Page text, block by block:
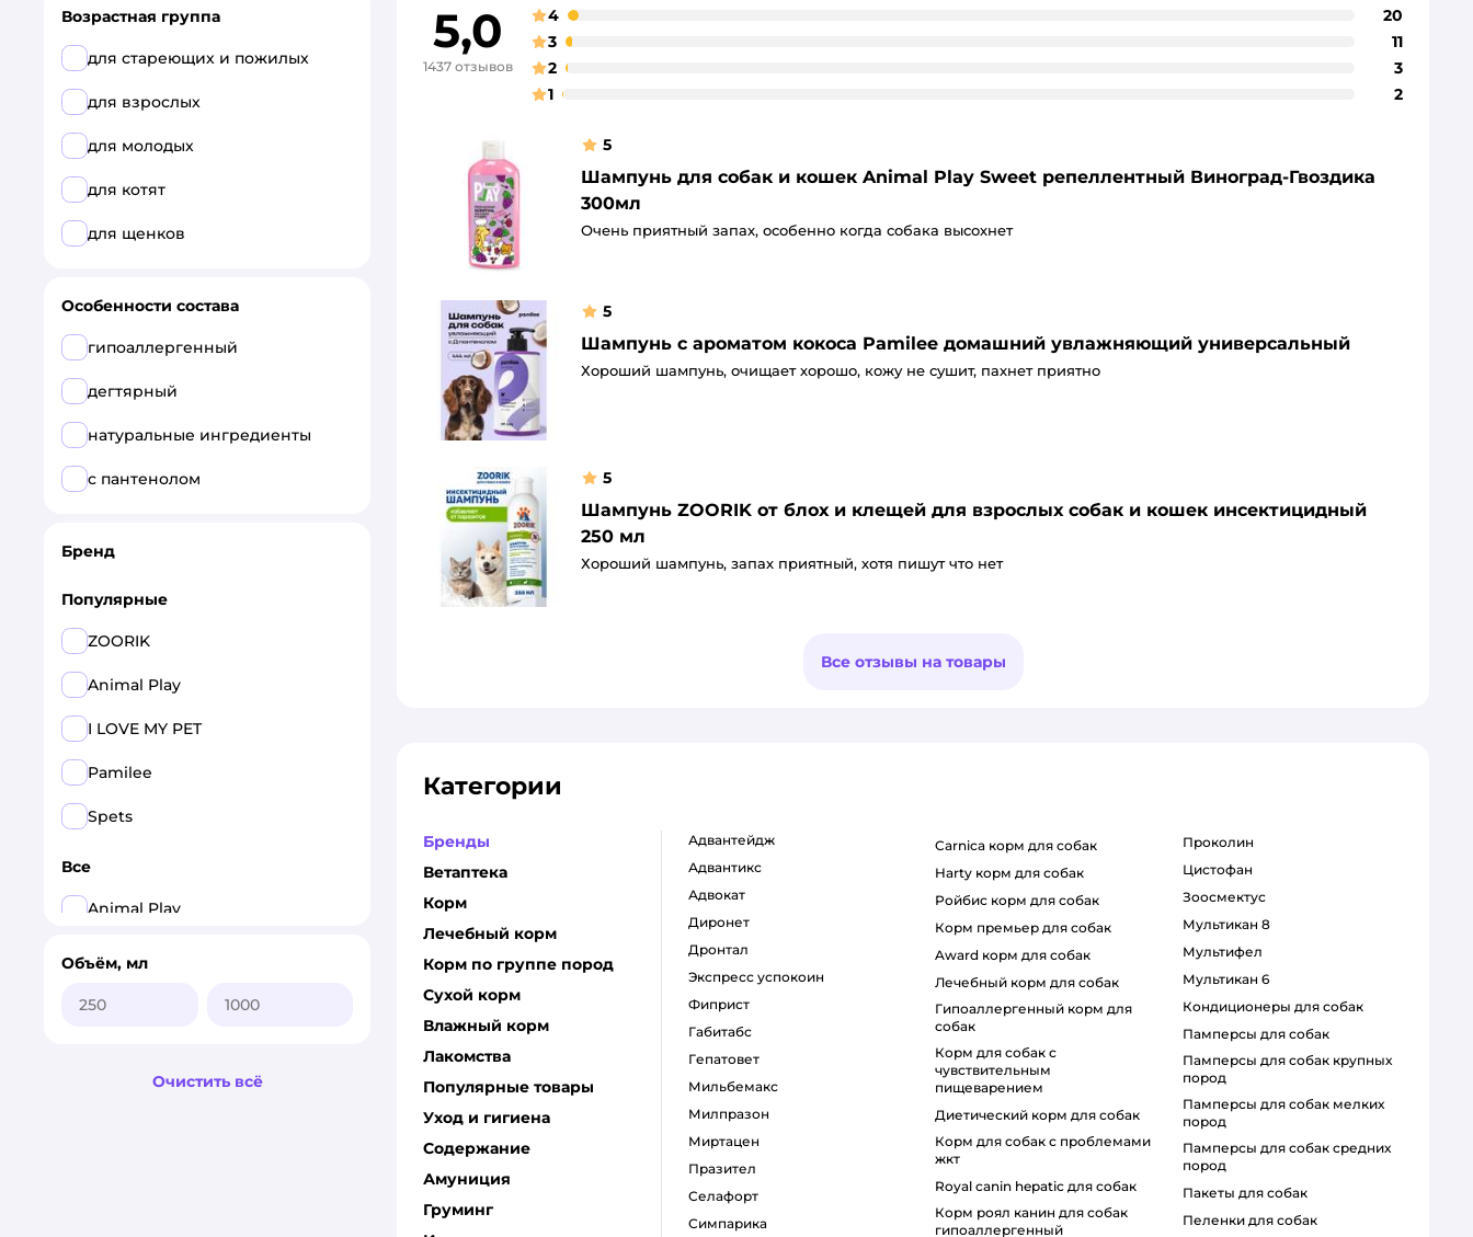
5,0
1437 отзывов
4
20
3
11
2
3
1
2
5
Шампунь для собак и кошек Animal Play Sweet репеллентный Виноград-Гвоздика
300мл
Очень приятный запах, особенно когда собака высохнет
5
Шампунь с ароматом кокоса Pamilee домашний увлажняющий универсальный
Хороший шампунь, очищает хорошо, кожу не сушит, пахнет приятно
5
Шампунь ZOORIK от блох и клещей для взрослых собак и кошек инсектицидный
250 мл
Хороший шампунь, запах приятный, хотя пишут что нет
Все отзывы на товары
Категории
Бренды
Ветаптека
Корм
Лечебный корм
Корм по группе пород
Сухой корм
Влажный корм
Лакомства
Популярные товары
Уход и гигиена
Содержание
Амуниция
Груминг
адвантейдж
адвантикс
адвокат
диронет
дронтал
экспресс успокоин
фиприст
габитабс
гепатовет
мильбемакс
милпразон
миртацен
празител
селафорт
симпарика
carnica корм для собак
harty корм для собак
ройбис корм для собак
корм премьер для собак
award корм для собак
лечебный корм для собак
гипоаллергенный корм для
собак
корм для собак с
чувствительным
пищеварением
диетический корм для собак
корм для собак с проблемами
жкт
royal canin hepatic для собак
корм роял канин для собак
гипоаллергенный
проколин
цистофан
зоосмектус
мультикан 8
мультифел
мультикан 6
кондиционеры для собак
памперсы для собак
памперсы для собак крупных
пород
памперсы для собак мелких
пород
памперсы для собак средних
пород
пакеты для собак
пеленки для собак
Возрастная группа
для стареющих и пожилых
для взрослых
для молодых
для котят
для щенков
Особенности состава
гипоаллергенный
дегтярный
натуральные ингредиенты
с пантенолом
Бренд
Популярные
ZOORIK
Animal Play
I LOVE MY PET
Pamilee
Spets
Все
Animal Play
I LOVE MY PET
Pamilee
Объём, мл
Очистить всё